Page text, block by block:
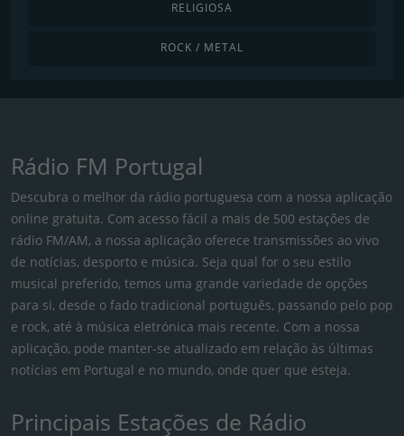
RELIGIOSA
ROCK / METAL
Rádio FM Portugal
Descubra o melhor da rádio portuguesa com a nossa aplicação
online gratuita. Com acesso fácil a mais de 500 estações de
rádio FM/AM, a nossa aplicação oferece transmissões ao vivo
de notícias, desporto e música. Seja qual for o seu estilo
musical preferido, temos uma grande variedade de opções
para si, desde o fado tradicional português, passando pelo pop
e rock, até à música eletrónica mais recente. Com a nossa
aplicação, pode manter-se atualizado em relação às últimas
notícias em Portugal e no mundo, onde quer que esteja.
Principais Estações de Rádio